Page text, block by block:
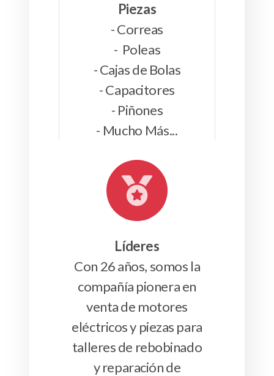
Piezas
- Correas
- Poleas
- Cajas de Bolas
- Capacitores
- Piñones
- Mucho Más...
Líderes
Con 26 años, somos la
compañía pionera en
venta de motores
eléctricos y piezas para
talleres de rebobinado
y reparación de